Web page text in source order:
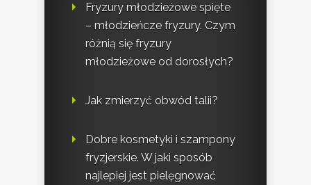
Fryzury młodzieżowe spięte
– młodzieńcze fryzury. Czym
różnią się fryzury
młodzieżowe od dorosłych?
Jak zmierzyć obwód talii?
Dobre kosmetyki i szampony
fryzjerskie. W jaki sposób
najlepiej jest pielęgnować